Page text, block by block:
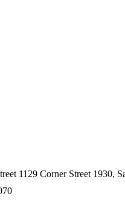
1129 Corner Street 1930,